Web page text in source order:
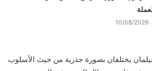
10/08/2026
يختلفان بصورة جذرية من حيث الأسلوب